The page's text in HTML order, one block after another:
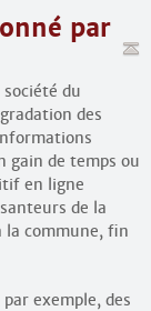
par
du
des
gain de temps ou
en ligne
de la
la commune, fin
par exemple, des